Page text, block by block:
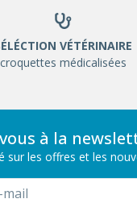
VÉTÉRINAIRE
croquettes médicalisées
à la
sur les offres et les